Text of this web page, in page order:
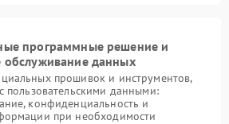
программные решение и
обслуживание данных
прошивок и инструментов,
пользовательскими данными:
конфиденциальность и
при необходимости